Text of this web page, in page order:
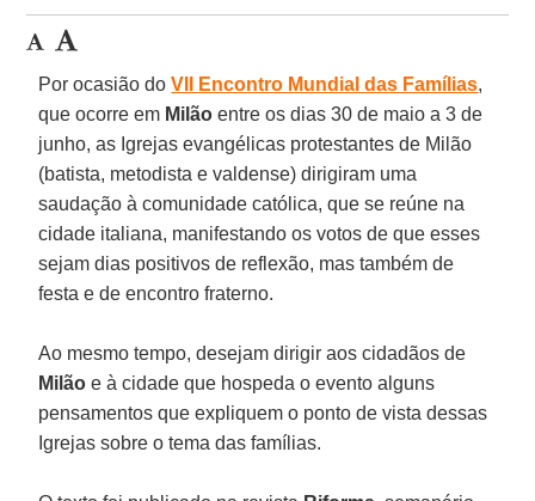
Por ocasião doVII Encontro Mundial das Famílias,
que ocorre em Milãoentre os dias 30 de maio a 3 de
junho, as Igrejas evangélicas protestantes de Milão
(batista, metodista e valdense) dirigiram uma
saudação à comunidade católica, que se reúne na
cidade italiana, manifestando os votos de que esses
sejam dias positivos de reflexão, mas também de
festa e de encontro fraterno.
Ao mesmo tempo, desejam dirigir aos cidadãos de
Milãoe à cidade que hospeda o evento alguns
pensamentos que expliquem o ponto de vista dessas
Igrejas sobre o tema das famílias.